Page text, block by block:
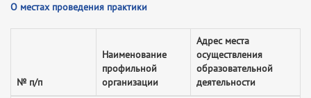
О местах проведения практики
№ п/п
Наименование
профильной
организации
Адрес места
осуществления
образовательной
деятельности